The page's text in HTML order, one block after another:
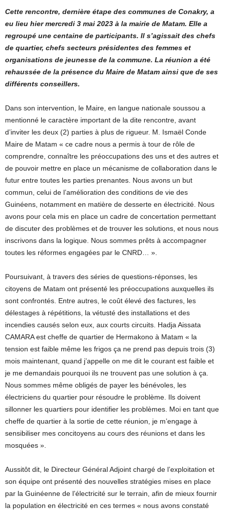
Cette rencontre, dernière étape des communes de Conakry, a
eu lieu hier mercredi 3 mai 2023 à la mairie de Matam. Elle a
regroupé une centaine de participants. Il s’agissait des chefs
de quartier, chefs secteurs présidentes des femmes et
organisations de jeunesse de la commune. La réunion a été
rehaussée de la présence du Maire de Matam ainsi que de ses
différents conseillers.
Dans son intervention, le Maire, en langue nationale soussou a
mentionné le caractère important de la dite rencontre, avant
d’inviter les deux (2) parties à plus de rigueur. M. Ismaël Conde
Maire de Matam « ce cadre nous a permis à tour de rôle de
comprendre, connaître les préoccupations des uns et des autres et
de pouvoir mettre en place un mécanisme de collaboration dans le
futur entre toutes les parties prenantes. Nous avons un but
commun, celui de l’amélioration des conditions de vie des
Guinéens, notamment en matière de desserte en électricité. Nous
avons pour cela mis en place un cadre de concertation permettant
de discuter des problèmes et de trouver les solutions, et nous nous
inscrivons dans la logique. Nous sommes prêts à accompagner
toutes les réformes engagées par le CNRD… ».
Poursuivant, à travers des séries de questions-réponses, les
citoyens de Matam ont présenté les préoccupations auxquelles ils
sont confrontés. Entre autres, le coût élevé des factures, les
délestages à répétitions, la vétusté des installations et des
incendies causés selon eux, aux courts circuits. Hadja Aissata
CAMARA est cheffe de quartier de Hermakono à Matam « la
tension est faible même les frigos ça ne prend pas depuis trois (3)
mois maintenant, quand j’appelle on me dit le courant est faible et
je me demandais pourquoi ils ne trouvent pas une solution à ça.
Nous sommes même obligés de payer les bénévoles, les
électriciens du quartier pour résoudre le problème. Ils doivent
sillonner les quartiers pour identifier les problèmes. Moi en tant que
cheffe de quartier à la sortie de cette réunion, je m’engage à
sensibiliser mes concitoyens au cours des réunions et dans les
mosquées ».
Aussitôt dit, le Directeur Général Adjoint chargé de l’exploitation et
son équipe ont présenté des nouvelles stratégies mises en place
par la Guinéenne de l’électricité sur le terrain, afin de mieux fournir
la population en électricité en ces termes « nous avons constaté